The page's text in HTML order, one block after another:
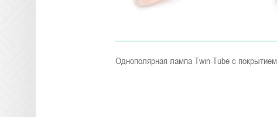
Однополярная лампа Twin-Tube с покрытием